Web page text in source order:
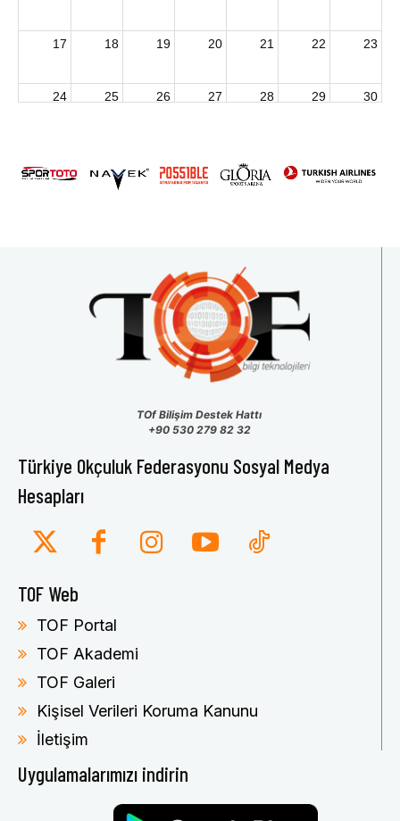
17 18 19 20 21 22 23
24 25 26 27 28 29 30
TOf Bilişim Destek Hattı
+90 530 279 82 32
Türkiye Okçuluk Federasyonu Sosyal Medya
Hesapları
TOF Web
TOF Portal
TOF Akademi
TOF Galeri
Kişisel Verileri Koruma Kanunu
İletişim
Uygulamalarımızı indirin